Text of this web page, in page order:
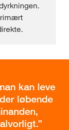
kan leve
løbende